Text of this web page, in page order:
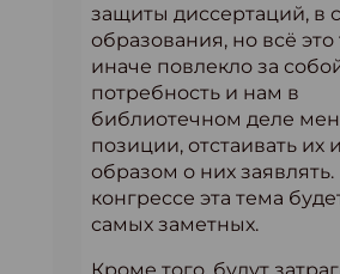
защиты диссертаций, в
образования, но всё это
иначе повлекло за
потребность и нам в
библиотечном деле
позиции, отстаивать их
образом о них заявлять.
конгрессе эта тема
самых заметных.
Кроме того, будут